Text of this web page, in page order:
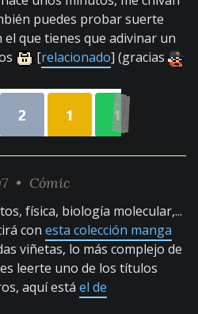
puedes probar suerte
el que tienes que adivinar un
[relacionado] (gracias
• Cómic
física, biología molecular,...
con esta colección manga
viñetas, lo más complejo de
leerte uno de los títulos
aquí está el de